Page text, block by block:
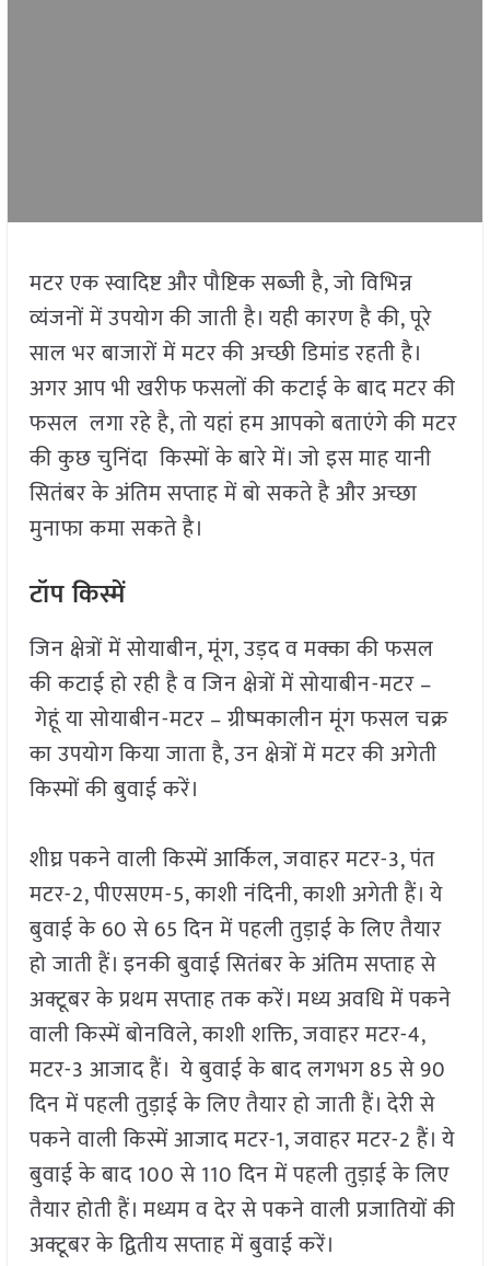
मटर एक स्वादिष्ट और पौष्टिक सब्जी है, जो विभिन्न
व्यंजनों में उपयोग की जाती है। यही कारण है की, पूरे
साल भर बाजारों में मटर की अच्छी डिमांड रहती है।
अगर आप भी खरीफ फसलों की कटाई के बाद मटर की
फसल लगा रहे है, तो यहां हम आपको बताएंगे की मटर
की कुछ चुनिंदा किस्मों के बारे में। जो इस माह यानी
सितंबर के अंतिम सप्ताह में बो सकते है और अच्छा
मुनाफा कमा सकते है।
टॉप किस्में
जिन क्षेत्रों में सोयाबीन, मूंग, उड़द व मक्का की फसल
की कटाई हो रही है व जिन क्षेत्रों में सोयाबीन-मटर –
गेहूं या सोयाबीन-मटर – ग्रीष्मकालीन मूंग फसल चक्र
का उपयोग किया जाता है, उन क्षेत्रों में मटर की अगेती
किस्मों की बुवाई करें।
शीघ्र पकने वाली किस्में आर्किल, जवाहर मटर-3, पंत
मटर-2, पीएसएम-5, काशी नंदिनी, काशी अगेती हैं। ये
बुवाई के 60 से 65 दिन में पहली तुड़ाई के लिए तैयार
हो जाती हैं। इनकी बुवाई सितंबर के अंतिम सप्ताह से
अक्टूबर के प्रथम सप्ताह तक करें। मध्य अवधि में पकने
वाली किस्में बोनविले, काशी शक्ति, जवाहर मटर-4,
मटर-3 आजाद हैं। ये बुवाई के बाद लगभग 85 से 90
दिन में पहली तुड़ाई के लिए तैयार हो जाती हैं। देरी से
पकने वाली किस्में आजाद मटर-1, जवाहर मटर-2 हैं। ये
बुवाई के बाद 100 से 110 दिन में पहली तुड़ाई के लिए
तैयार होती हैं। मध्यम व देर से पकने वाली प्रजातियों की
अक्टूबर के द्वितीय सप्ताह में बुवाई करें।